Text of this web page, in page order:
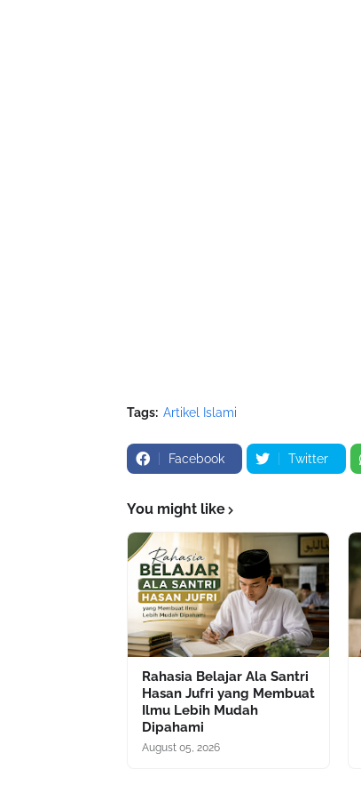
Tags: Artikel Islami
Facebook Twitter
You might like
Rahasia Belajar Ala Santri
Hasan Jufri yang Membuat
Ilmu Lebih Mudah
Dipahami
August 05, 2026